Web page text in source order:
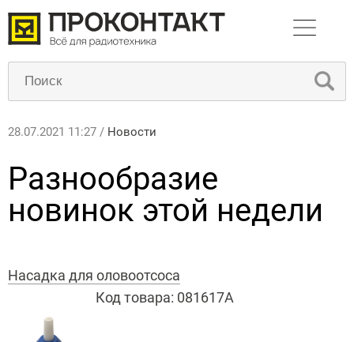
28.07.2021 11:27 / Новости
Разнообразие
новинок этой недели
Насадка для оловоотсоса
Код товара: 081617А